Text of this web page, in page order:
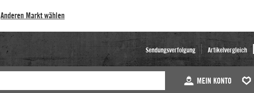
Anderen Markt wählen
Sendungsverfolgung Artikelvergleich
MEIN KONTO